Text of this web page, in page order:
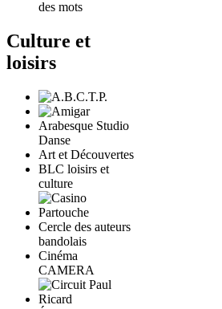
des mots
Culture et
loisirs
Arabesque Studio
Danse
Art et Découvertes
BLC loisirs et
culture
Cercle des auteurs
bandolais
Cinéma
CAMERA